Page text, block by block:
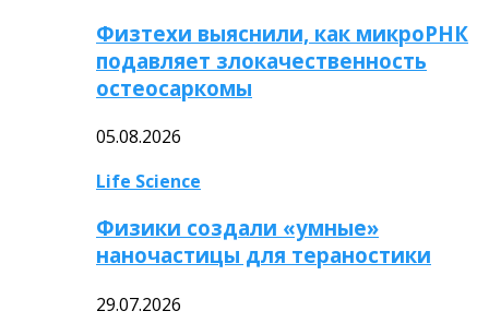
Физтехи выяснили, как микроРНК
подавляет злокачественность
остеосаркомы
05.08.2026
Life Science
Физики создали «умные»
наночастицы для тераностики
29.07.2026